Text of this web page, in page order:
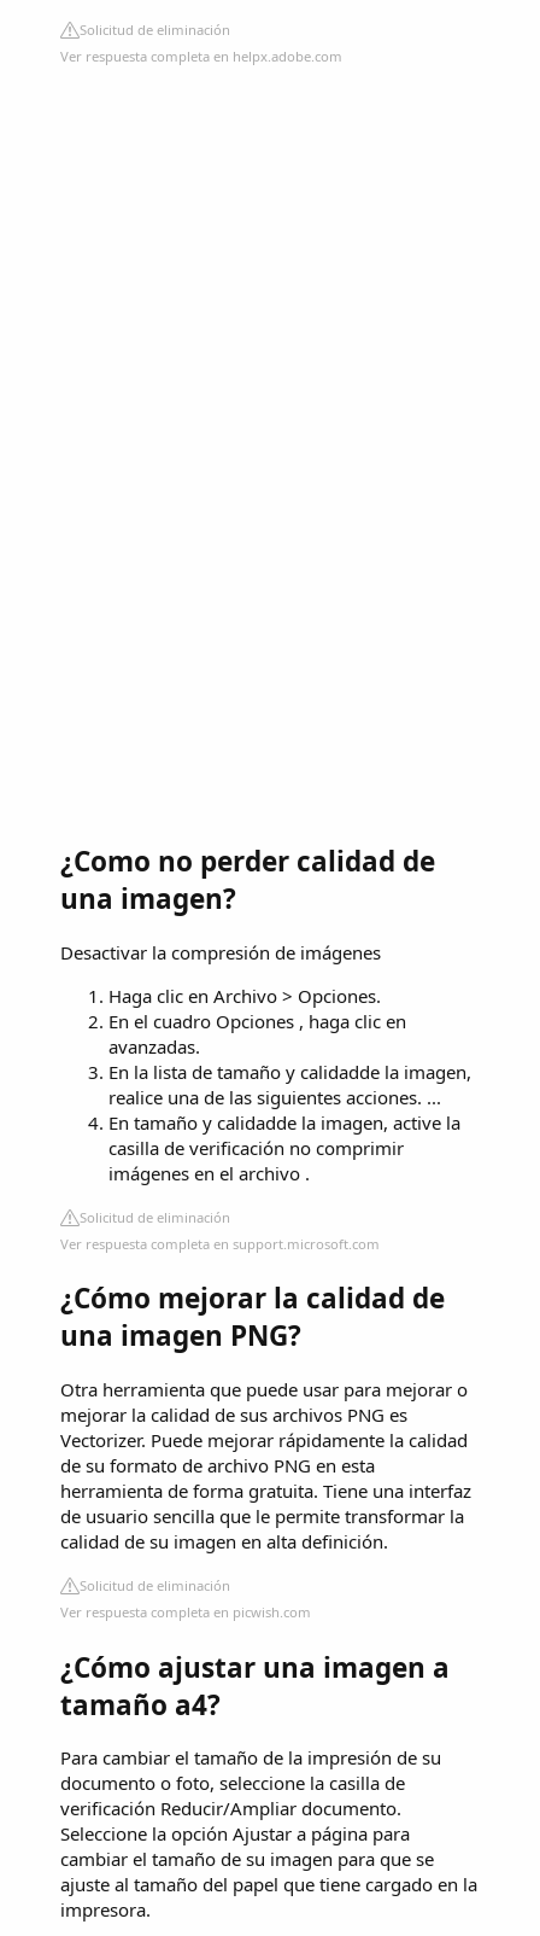
Solicitud de eliminación
Ver respuesta completa en helpx.adobe.com
¿Como no perder calidad de
una imagen?
Desactivar la compresión de imágenes
Haga clic en Archivo > Opciones.
En el cuadro Opciones , haga clic en
avanzadas.
En la lista de tamaño y calidadde la imagen,
realice una de las siguientes acciones. ...
En tamaño y calidadde la imagen, active la
casilla de verificación no comprimir
imágenes en el archivo .
Solicitud de eliminación
Ver respuesta completa en support.microsoft.com
¿Cómo mejorar la calidad de
una imagen PNG?
Otra herramienta que puede usar para mejorar o
mejorar la calidad de sus archivos PNG es
Vectorizer. Puede mejorar rápidamente la calidad
de su formato de archivo PNG en esta
herramienta de forma gratuita. Tiene una interfaz
de usuario sencilla que le permite transformar la
calidad de su imagen en alta definición.
Solicitud de eliminación
Ver respuesta completa en picwish.com
¿Cómo ajustar una imagen a
tamaño a4?
Para cambiar el tamaño de la impresión de su
documento o foto, seleccione la casilla de
verificación Reducir/Ampliar documento.
Seleccione la opción Ajustar a página para
cambiar el tamaño de su imagen para que se
ajuste al tamaño del papel que tiene cargado en la
impresora.